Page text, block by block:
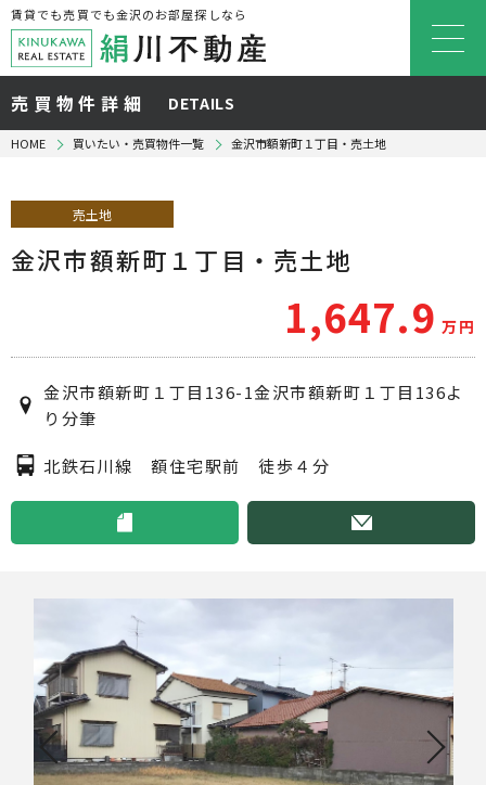
賃貸でも売買でも金沢のお部屋探しなら
売買物件詳細 DETAILS
HOME 買いたい・売買物件一覧 金沢市額新町１丁目・売土地
金沢市額新町１丁目・売土地
売土地
1,647.9 万円
金沢市額新町１丁目136-1金沢市額新町１丁目136よ
り分筆
北鉄石川線 額住宅駅前 徒歩４分